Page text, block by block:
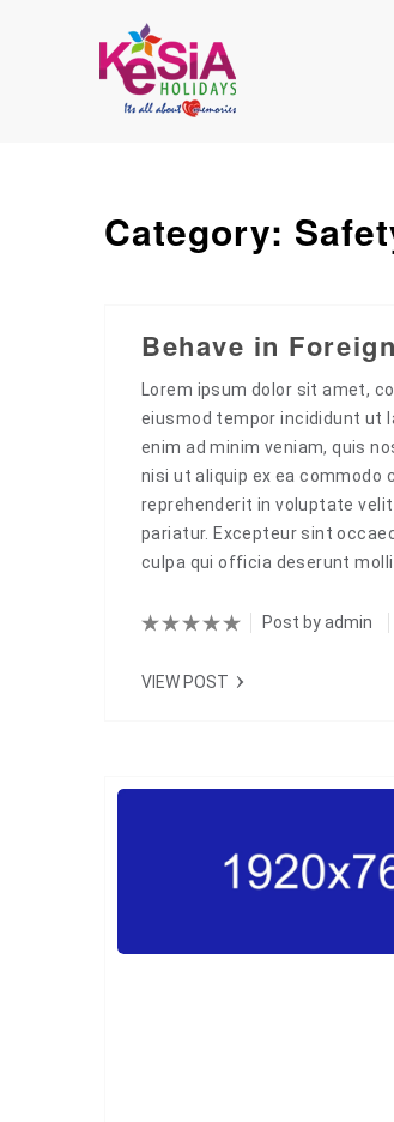
Category:
Behave in
Lorem ipsum dolor sit amet,
eiusmod tempor incididunt ut
enim ad minim veniam, quis
nisi ut aliquip ex ea commodo
reprehenderit in voluptate
pariatur. Excepteur sint
culpa qui officia deserunt
Post byadmin
VIEW POST